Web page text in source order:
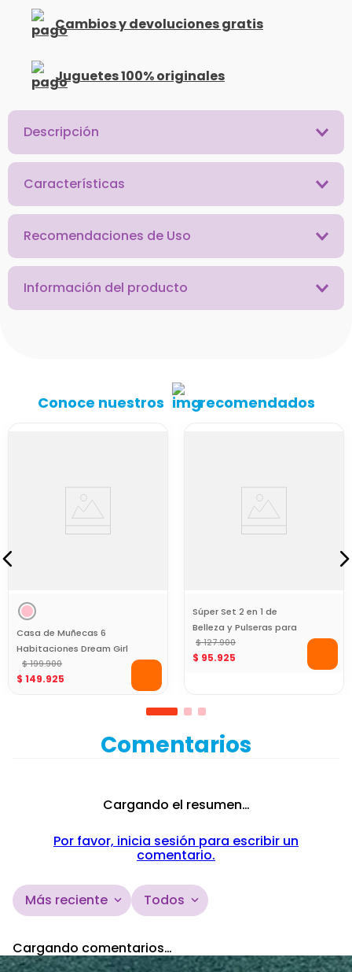
Cambios y devoluciones gratis
Juguetes 100% originales
Descripción
Características
Recomendaciones de Uso
Información del producto
Conoce nuestros recomendados
Casa de Muñecas 6
Habitaciones Dream Girl
$ 199.900
$ 149.925
Súper Set 2 en 1 de
Belleza y Pulseras para
Niñas
$ 127.900
$ 95.925
Comentarios
Cargando el resumen…
Por favor, inicia sesión para escribir un
comentario.
Más reciente Todos
Cargando comentarios…